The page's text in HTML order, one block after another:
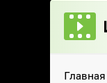
Главная